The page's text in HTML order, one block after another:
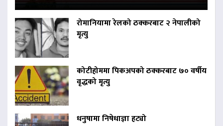
रोमानियामा रेलको ठक्करबाट २ नेपालीको
मृत्यु
कोटीहोममा पिकअपको ठक्करबाट ७० वर्षीय
वृद्धको मृत्यु
धनुषामा निषेधाज्ञा हट्यो